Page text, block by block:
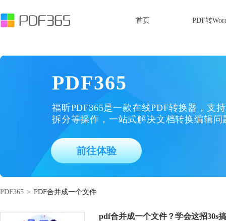
首页 PDF转
PDF365
福昕PDF365是一款在线PDF转换器，支
拆分等操作，一站式解决文档转换编辑问
前往体验
PDF365 > PDF合并成一个文件
pdf合并成一个文件？学会这招30s